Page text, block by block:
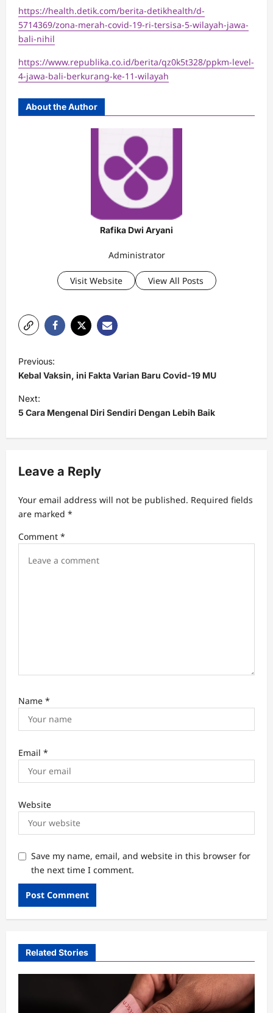
https://health.detik.com/berita-detikhealth/d-
5714369/zona-merah-covid-19-ri-tersisa-5-wilayah-jawa-
bali-nihil
https://www.republika.co.id/berita/qz0k5t328/ppkm-level-
4-jawa-bali-berkurang-ke-11-wilayah
About the Author
Rafika Dwi Aryani
Administrator
Visit Website View All Posts
o
s
t
v
g
t
Previous:
Kebal Vaksin, ini Fakta Varian Baru Covid-19 MU
Next:
5 Cara Mengenal Diri Sendiri Dengan Lebih Baik
Leave a Reply
Your email address will not be published. Required fields
are marked *
Comment *
Name *
Email *
Website
Save my name, email, and website in this browser for
the next time I comment.
Related Stories